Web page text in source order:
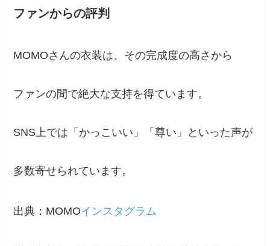
ファンからの評判
MOMOさんの衣装は、その完成度の高さから
ファンの間で絶大な支持を得ています。
SNS上では「かっこいい」「尊い」といった声が
多数寄せられています。
出典：MOMOインスタグラム